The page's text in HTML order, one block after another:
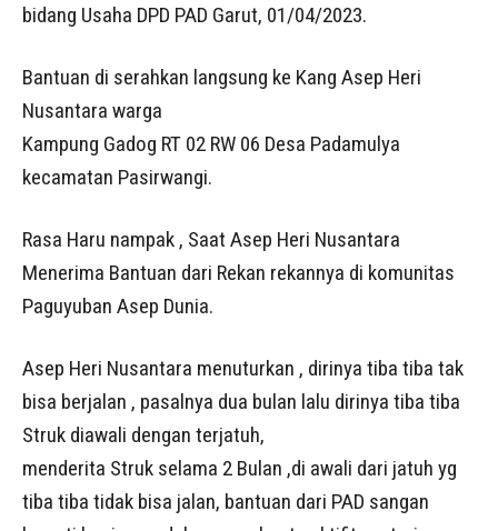
bidang Usaha DPD PAD Garut, 01/04/2023.
Bantuan di serahkan langsung ke Kang Asep Heri
Nusantara warga
Kampung Gadog RT 02 RW 06 Desa Padamulya
kecamatan Pasirwangi.
Rasa Haru nampak , Saat Asep Heri Nusantara
Menerima Bantuan dari Rekan rekannya di komunitas
Paguyuban Asep Dunia.
Asep Heri Nusantara menuturkan , dirinya tiba tiba tak
bisa berjalan , pasalnya dua bulan lalu dirinya tiba tiba
Struk diawali dengan terjatuh,
menderita Struk selama 2 Bulan ,di awali dari jatuh yg
tiba tiba tidak bisa jalan, bantuan dari PAD sangan